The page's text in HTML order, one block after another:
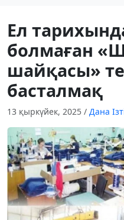
Ел
болмаған
шайқасы»
басталмақ
13 қыркүйек, 2025 / Дана